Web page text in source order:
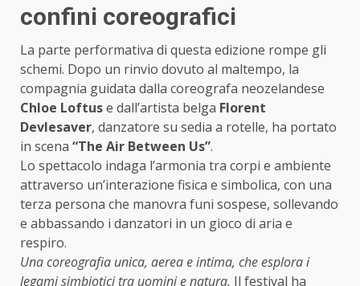
confini coreografici
La parte performativa di questa edizione rompe gli
schemi. Dopo un rinvio dovuto al maltempo, la
compagnia guidata dalla coreografa neozelandese
Chloe Loftuse dall’artista belga Florent
Devlesaver, danzatore su sedia a rotelle, ha portato
in scena “The Air Between Us”.
Lo spettacolo indaga l’armonia tra corpi e ambiente
attraverso un’interazione fisica e simbolica, con una
terza persona che manovra funi sospese, sollevando
e abbassando i danzatori in un gioco di aria e
respiro.
Una coreografia unica, aerea e intima, che esplora i
legami simbiotici tra uomini e natura. Il festival ha